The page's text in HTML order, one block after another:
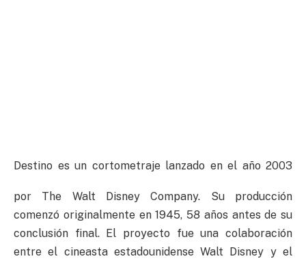
Destino es un cortometraje lanzado en el año 2003
por The Walt Disney Company. Su producción
comenzó originalmente en 1945, 58 años antes de su
conclusión final. El proyecto fue una colaboración
entre el cineasta estadounidense Walt Disney y el